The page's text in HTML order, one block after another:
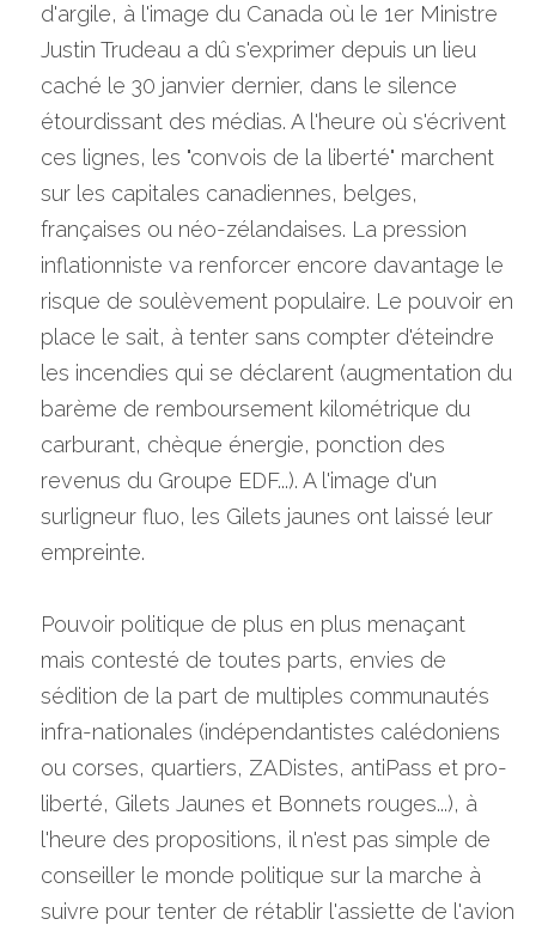
d'argile, à l'image du Canada où le 1er Ministre
Justin Trudeau a dû s'exprimer depuis un lieu
caché le 30 janvier dernier, dans le silence
étourdissant des médias. A l'heure où s'écrivent
ces lignes, les "convois de la liberté" marchent
sur les capitales canadiennes, belges,
françaises ou néo-zélandaises. La pression
inflationniste va renforcer encore davantage le
risque de soulèvement populaire. Le pouvoir en
place le sait, à tenter sans compter d'éteindre
les incendies qui se déclarent (augmentation du
barème de remboursement kilométrique du
carburant, chèque énergie, ponction des
revenus du Groupe EDF...). A l'image d'un
surligneur fluo, les Gilets jaunes ont laissé leur
empreinte.
Pouvoir politique de plus en plus menaçant
mais contesté de toutes parts, envies de
sédition de la part de multiples communautés
infra-nationales (indépendantistes calédoniens
ou corses, quartiers, ZADistes, antiPass et pro-
liberté, Gilets Jaunes et Bonnets rouges...), à
l'heure des propositions, il n'est pas simple de
conseiller le monde politique sur la marche à
suivre pour tenter de rétablir l'assiette de l'avion